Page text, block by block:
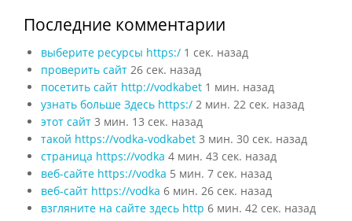
Последние комментарии
выберите ресурсы https:/ 1 сек. назад
проверить сайт 26 сек. назад
посетить сайт http://vodkabet 1 мин. назад
узнать больше Здесь https:/ 2 мин. 22 сек. назад
этот сайт 3 мин. 13 сек. назад
такой https://vodka-vodkabet 3 мин. 30 сек. назад
страница https://vodka 4 мин. 43 сек. назад
веб-сайте https://vodka 5 мин. 7 сек. назад
веб-сайт https://vodka 6 мин. 26 сек. назад
взгляните на сайте здесь http 6 мин. 42 сек. назад